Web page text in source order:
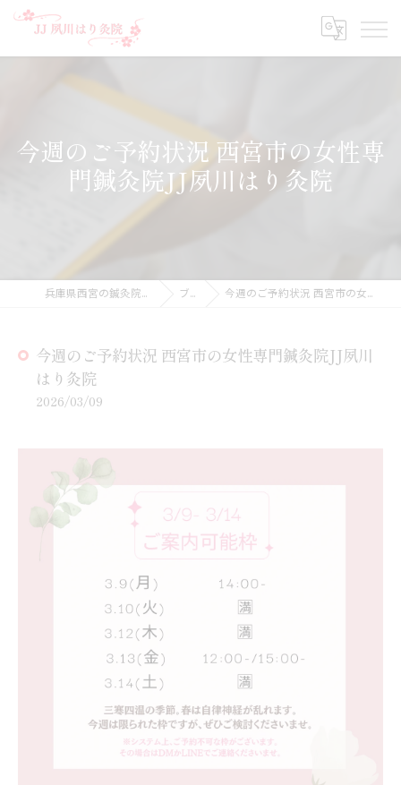
今週のご予約状況 西宮市の女性専
門鍼灸院JJ夙川はり灸院
兵庫県西宮の鍼灸院ならJJ夙川はり灸院 ブログ 今週のご予約状況 西宮市の女性専門鍼灸院JJ夙川はり灸院
今週のご予約状況 西宮市の女性専門鍼灸院JJ夙川
はり灸院
2026/03/09